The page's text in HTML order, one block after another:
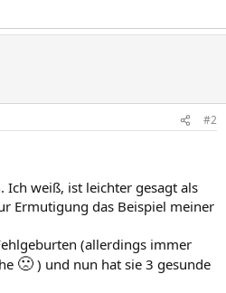
#2
weiß, ist leichter gesagt als
Ermutigung das Beispiel meiner
(allerdings immer
🙁 ) und nun hat sie 3 gesunde